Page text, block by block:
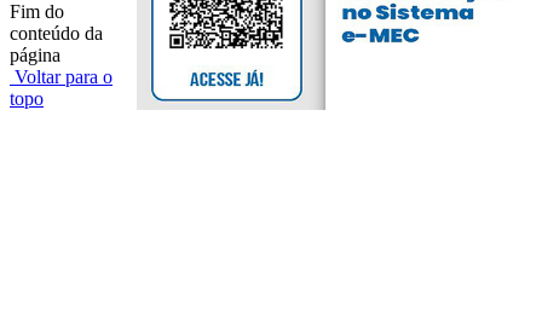
Fim do
conteúdo da
página
Voltar para o
topo